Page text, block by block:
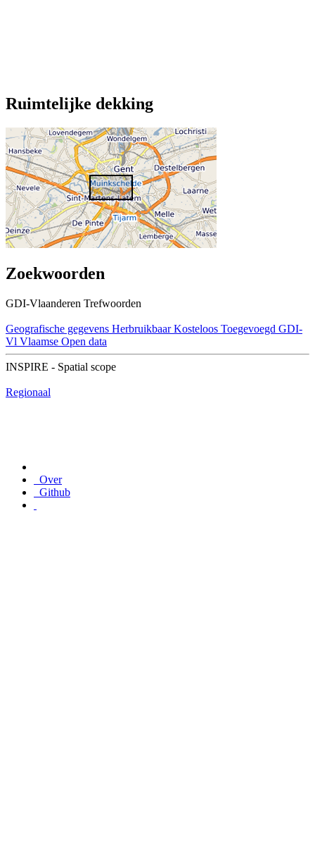
Ruimtelijke dekking
Zoekwoorden
GDI-Vlaanderen Trefwoorden
Geografische gegevens Herbruikbaar Kosteloos Toegevoegd GDI-
Vl Vlaamse Open data
INSPIRE - Spatial scope
Regionaal
Over
Github